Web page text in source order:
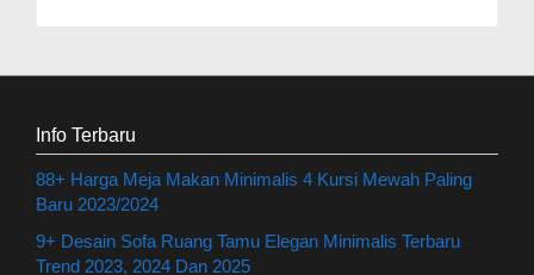
Info Terbaru
88+ Harga Meja Makan Minimalis 4 Kursi Mewah Paling
Baru 2023/2024
9+ Desain Sofa Ruang Tamu Elegan Minimalis Terbaru
Trend 2023, 2024 Dan 2025